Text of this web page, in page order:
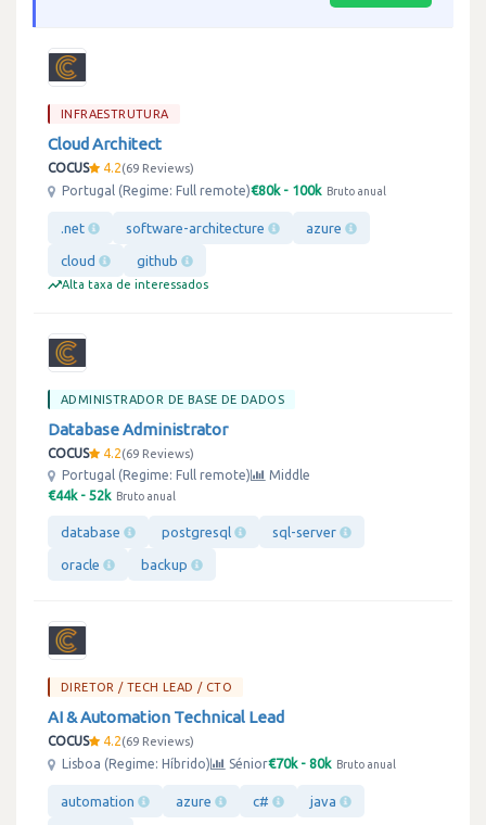
INFRAESTRUTURA
Cloud Architect
COCUS 4.2 69 Reviews
Portugal (Regime: Full remote)€80k - 100k Bruto anual
.net software-architecture azure
cloud github
Alta taxa de interessados
ADMINISTRADOR DE BASE DE DADOS
Database Administrator
COCUS 4.2 69 Reviews
Portugal (Regime: Full remote)
Middle
€44k - 52k Bruto anual
database postgresql sql-server
oracle backup
DIRETOR / TECH LEAD / CTO
AI & Automation Technical Lead
COCUS 4.2 69 Reviews
Lisboa (Regime: Híbrido)
Sénior€70k - 80k Bruto anual
automation azure c# java